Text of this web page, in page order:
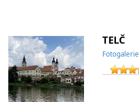
TELČ
Fotogalerie